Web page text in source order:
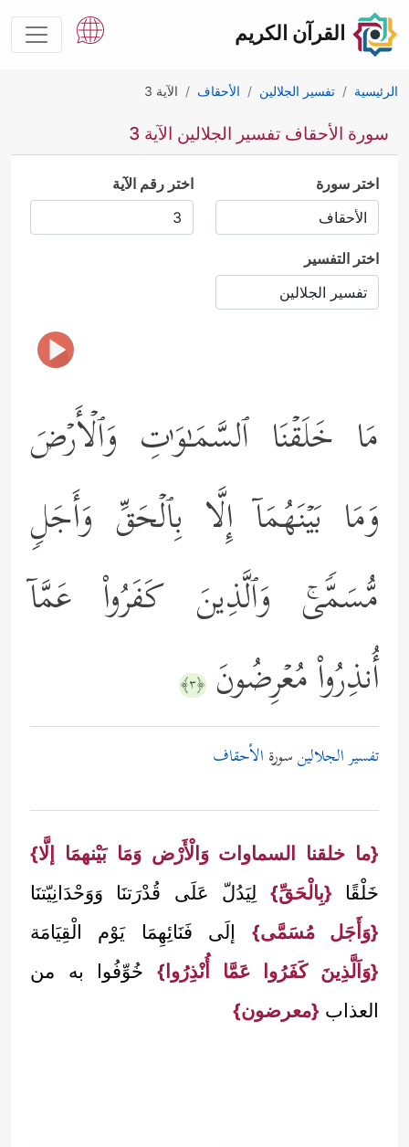
القرآن الكريم
الرئيسية تفسير الجلالين الأحقاف الآية 3
سورة الأحقاف تفسير الجلالين الآية 3
اختر سورة اختر رقم الآية
اختر التفسير
مَا خَلَقۡنَا ٱلسَّمَـٰوَ ٰ⁠تِ وَٱلۡأَرۡضَ
وَمَا بَیۡنَهُمَاۤ إِلَّا بِٱلۡحَقِّ وَأَجَلࣲ
مُّسَمࣰّىۚ وَٱلَّذِینَ كَفَرُواْ عَمَّاۤ
أُنذِرُواْ مُعۡرِضُونَ ﴿٣﴾
تفسير الجلالينسورة الأحقاف
{ما خلقنا السماوات وَالْأَرْض وَمَا بَيْنهمَا إلَّا}
خَلْقًا {بِالْحَقِّ} لِيَدُلّ عَلَى قُدْرَتنَا وَوَحْدَانِيّتنَا
{وَأَجَل مُسَمَّى} إلَى فَنَائِهِمَا يَوْم الْقِيَامَة
{وَاَلَّذِينَ كَفَرُوا عَمَّا أُنْذِرُوا} خُوِّفُوا به من
العذاب {معرضون}